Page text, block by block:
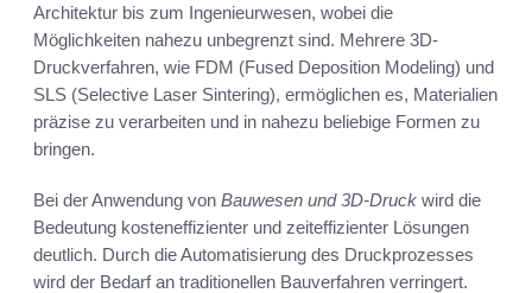
Architektur bis zum Ingenieurwesen, wobei die
Möglichkeiten nahezu unbegrenzt sind. Mehrere 3D-
Druckverfahren, wie FDM (Fused Deposition Modeling) und
SLS (Selective Laser Sintering), ermöglichen es, Materialien
präzise zu verarbeiten und in nahezu beliebige Formen zu
bringen.
Bei der Anwendung von Bauwesen und 3D-Druck wird die
Bedeutung kosteneffizienter und zeiteffizienter Lösungen
deutlich. Durch die Automatisierung des Druckprozesses
wird der Bedarf an traditionellen Bauverfahren verringert.